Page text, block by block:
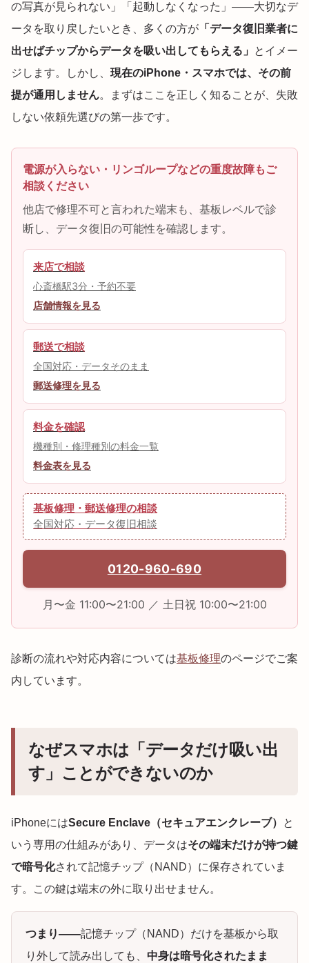
の写真が見られない」「起動しなくなった」——大切なデ
ータを取り戻したいとき、多くの方が 「データ復旧業者に
出せばチップからデータを吸い出してもらえる」 とイメー
ジします。しかし、 現在のiPhone・スマホでは、その前
提が通用しません。まずはここを正しく知ることが、失敗
しない依頼先選びの第一歩です。
電源が入らない・リンゴループなどの重度故障もご
相談ください
他店で修理不可と言われた端末も、基板レベルで診
断し、データ復旧の可能性を確認します。
来店で相談
心斎橋駅3分・予約不要
店舗情報を見る
郵送で相談
全国対応・データそのまま
郵送修理を見る
料金を確認
機種別・修理種別の料金一覧
料金表を見る
基板修理・郵送修理の相談
全国対応・データ復旧相談
0120-960-690
月〜金 11:00〜21:00 ／ 土日祝 10:00〜21:00
診断の流れや対応内容については基板修理のページでご案
内しています。
なぜスマホは「データだけ吸い出
す」ことができないのか
iPhoneにはSecure Enclave（セキュアエンクレーブ）
と
いう専用の仕組みがあり、データはその端末だけが持つ鍵
で暗号化されて記憶チップ（NAND）に保存されていま
す。この鍵は端末の外に取り出せません。
つまり——記憶チップ（NAND）だけを基板から取
り外して読み出しても、 中身は暗号化されたまま